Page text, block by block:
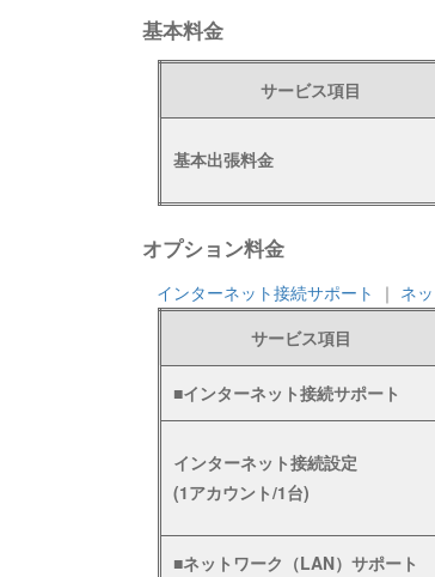
基本料金
サービス項目
基本出張料金
オプション料金
インターネット接続サポート ｜ ネ
サービス項目
■インターネット接続サポート
インターネット接続設定
(1アカウント/1台)
■ネットワーク（LAN）サポート